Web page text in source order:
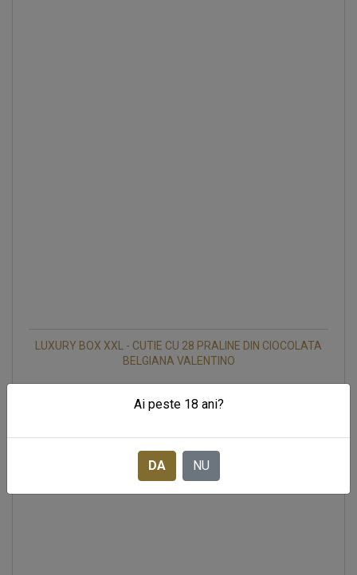
LUXURY BOX XXL - CUTIE CU 28 PRALINE DIN CIOCOLATA
BELGIANA VALENTINO
Ai peste 18 ani?
DA NU